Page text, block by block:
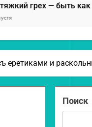
быть как «гроб
еретиками и
Поиск